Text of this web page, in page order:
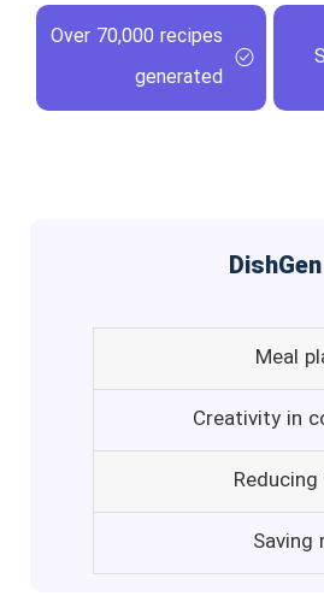
Over 70,000 recipes
generated
Meal
Creativity in
Saving